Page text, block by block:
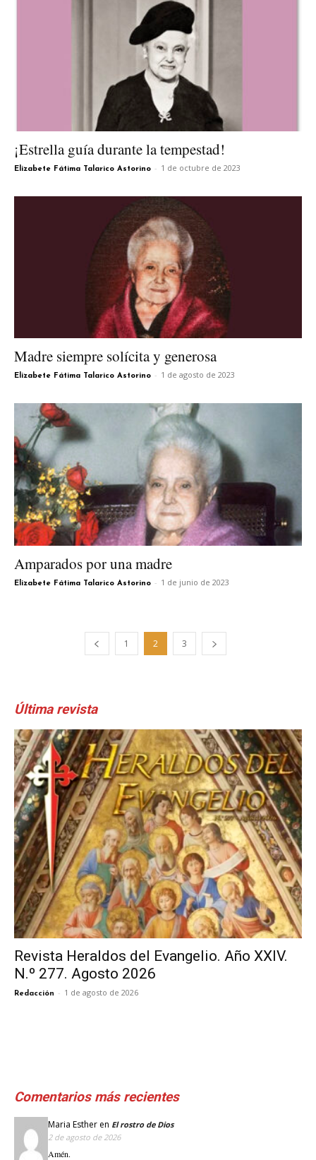
¡Estrella guía durante la tempestad!
Elizabete Fátima Talarico Astorino - 1 de octubre de 2023
Madre siempre solícita y generosa
Elizabete Fátima Talarico Astorino - 1 de agosto de 2023
Amparados por una madre
Elizabete Fátima Talarico Astorino - 1 de junio de 2023
1 2 3
Última revista
Revista Heraldos del Evangelio. Año XXIV.
N.º 277. Agosto 2026
Redacción - 1 de agosto de 2026
Comentarios más recientes
Maria Esther en El rostro de Dios
2 de agosto de 2026
Amén.